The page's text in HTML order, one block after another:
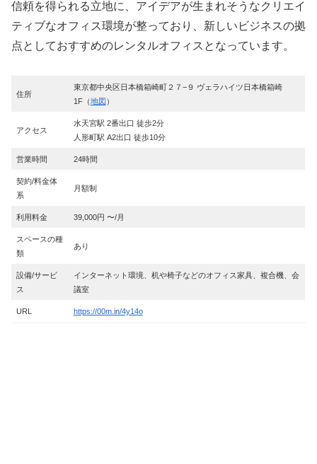
信頼を得られる立地に、アイデアが生まれそうなクリエイ
ティブなオフィス環境が整っており、新しいビジネスの拠
点としておすすめのレンタルオフィスとなっています。
住所
東京都中央区日本橋箱崎町２７−９ ヴェラハイツ日本橋箱崎
1F（地図 ）
アクセス
水天宮駅 2番出口 徒歩2分
人形町駅 A2出口 徒歩10分
営業時間 24時間
契約/料金体
系
月額制
利用料金 39,000円 〜/月
スペースの種
類
あり
設備/サービ
ス
インターネット環境、机や椅子などのオフィス家具、複合機、会
議室
URL https://00m.in/4y14o